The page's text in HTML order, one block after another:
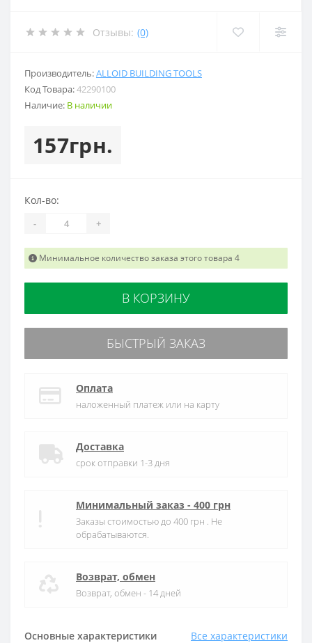
Отзывы: (0)
Производитель:ALLOID BUILDING TOOLS
Код Товара:42290100
Наличие: В наличии
157грн.
Основные характеристики Все характеристики
Кол-во:
- +
Минимальное количество заказа этого товара 4
В КОРЗИНУ
БЫСТРЫЙ ЗАКАЗ
Оплата
наложенный платеж или на карту
Доставка
срок отправки 1-3 дня
Минимальный заказ - 400 грн
Заказы стоимостью до 400 грн . Не
обрабатываются.
Возврат, обмен
Возврат, обмен - 14 дней